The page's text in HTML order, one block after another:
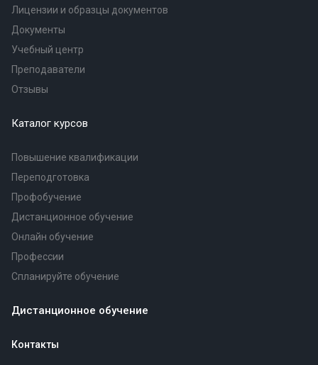
Лицензии и образцы документов
Документы
Учебный центр
Преподаватели
Отзывы
Каталог курсов
Повышение квалификации
Переподготовка
Профобучение
Дистанционное обучение
Онлайн обучение
Профессии
Спланируйте обучение
Дистанционное обучение
Контакты